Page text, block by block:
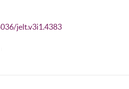
jelt.v3i1.4383